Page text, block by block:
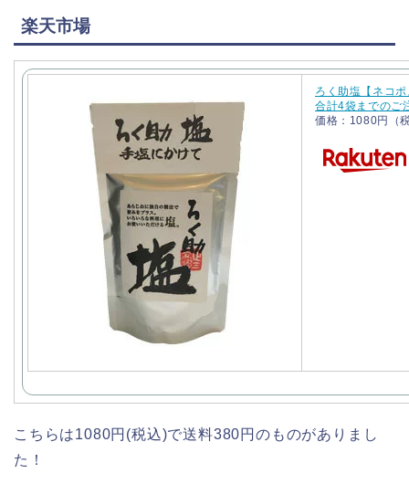
楽天市場
ろく助塩【ネコ
合計4袋までのご
価格：1080円（
こちらは1080円(税込)で送料380円のものがありまし
た！